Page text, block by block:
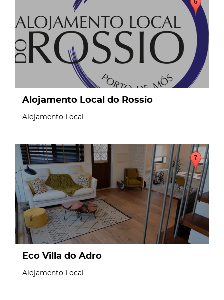
Alojamento Local do Rossio
Alojamento Local
page
Eco Villa do Adro
Alojamento Local